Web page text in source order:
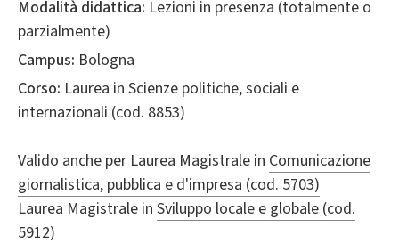
Modalità didattica: Lezioni in presenza (totalmente o
parzialmente)
Campus: Bologna
Corso: Laurea in Scienze politiche, sociali e
internazionali (cod. 8853)
Valido anche per Laurea Magistrale in Comunicazione
giornalistica, pubblica e d'impresa (cod. 5703)
Laurea Magistrale in Sviluppo locale e globale (cod.
5912)